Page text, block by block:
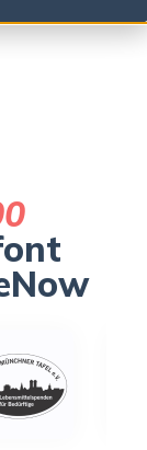
field is empty.